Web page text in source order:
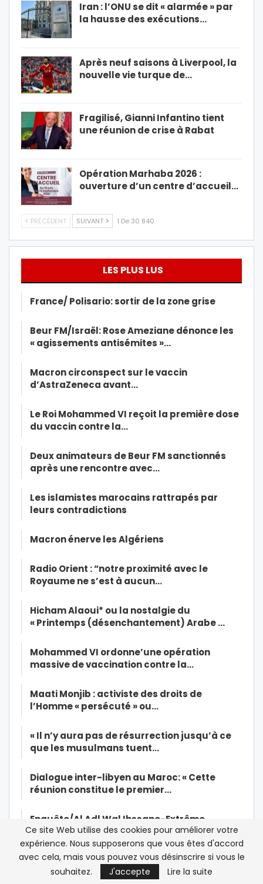
Iran : l’ONU se dit « alarmée » par
la hausse des exécutions…
Après neuf saisons à Liverpool, la
nouvelle vie turque de…
Fragilisé, Gianni Infantino tient
une réunion de crise à Rabat
Opération Marhaba 2026 :
ouverture d’un centre d’accueil…
PRÉCÉDENT SUIVANT 1 De 30 840
LES PLUS LUS
France/ Polisario: sortir de la zone grise
Beur FM/Israël: Rose Ameziane dénonce les
« agissements antisémites »…
Macron circonspect sur le vaccin
d’AstraZeneca avant…
Le Roi Mohammed VI reçoit la première dose
du vaccin contre la…
Deux animateurs de Beur FM sanctionnés
après une rencontre avec…
Les islamistes marocains rattrapés par
leurs contradictions
Macron énerve les Algériens
Radio Orient : “notre proximité avec le
Royaume ne s’est à aucun…
Hicham Alaoui* ou la nostalgie du
« Printemps (désenchantement) Arabe …
Mohammed VI ordonne’une opération
massive de vaccination contre la…
Maati Monjib : activiste des droits de
l’Homme « persécuté » ou…
« Il n’y aura pas de résurrection jusqu’à ce
que les musulmans tuent…
Dialogue inter-libyen au Maroc: « Cette
réunion constitue le premier…
Enquête/Al Adl Wal Ihssane-Extrême
gauche: “frapper ensemble mais…
Al Adl Wal Ihssane, une Jamaa née dans
l’amertume
Ce site Web utilise des cookies pour améliorer votre
expérience. Nous supposerons que vous êtes d'accord
avec cela, mais vous pouvez vous désinscrire si vous le
souhaitez.
J'accepte Lire la suite